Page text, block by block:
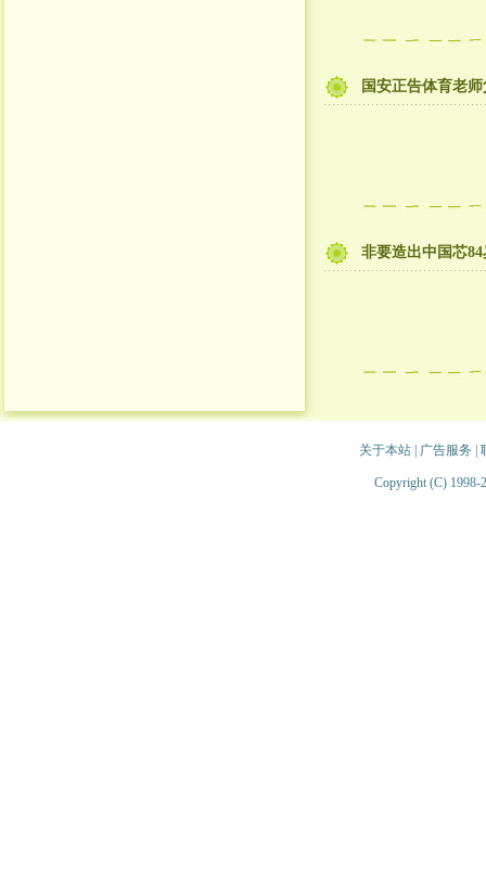
国安正告体育老
非要造出中国芯
关于本站| 广告服务
Copyright (C) 1998-